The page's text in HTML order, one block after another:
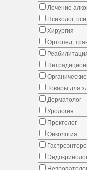
Лечение
Психолог,
Хирургия
Ортопед,
Товары для
Дерматолог
Урология
Проктолог
Онкология